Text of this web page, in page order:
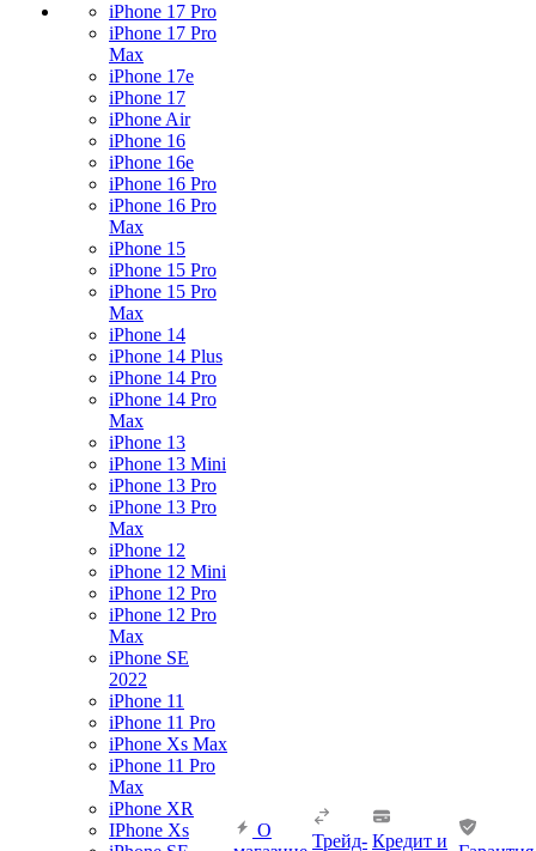
iPhone 17 Pro
iPhone 17 Pro
Max
iPhone 17e
iPhone 17
iPhone Air
iPhone 16
iPhone 16e
iPhone 16 Pro
iPhone 16 Pro
Max
iPhone 15
iPhone 15 Pro
iPhone 15 Pro
Max
iPhone 14
iPhone 14 Plus
iPhone 14 Pro
iPhone 14 Pro
Max
iPhone 13
iPhone 13 Mini
iPhone 13 Pro
iPhone 13 Pro
Max
iPhone 12
iPhone 12 Mini
iPhone 12 Pro
iPhone 12 Pro
Max
iPhone SE
2022
iPhone 11
iPhone 11 Pro
iPhone Xs Max
iPhone 11 Pro
Max
iPhone XR
IPhone Xs
О
Трейд- Кредит и